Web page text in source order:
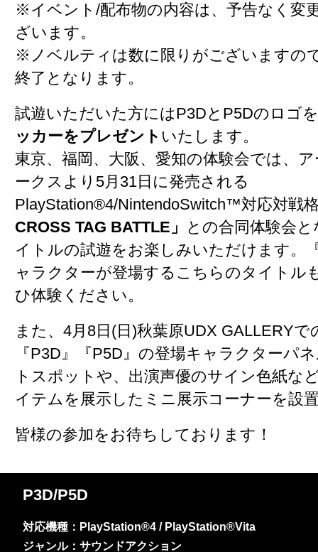
※イベント/配布物の内容は、予告なく変
ざいます。
※ノベルティは数に限りがございますの
終了となります。
試遊いただいた方にはP3DとP5Dのロゴ
ッカーをプレゼント いたします。
東京、福岡、大阪、愛知の体験会では、
ークスより5月31日に発売される
PlayStation®4/NintendoSwitch™対応対戦
CROSS TAG BATTLE」 との合同体験会
イトルの試遊をお楽しみいただけます。
ャラクターが登場するこちらのタイトル
ひ体験ください。
また、4月8日(日)秋葉原UDX GALLERYで
『P3D』『P5D』の登場キャラクターパ
トスポットや、出演声優のサイン色紙な
イテムを展示したミニ展示コーナーを設
皆様の参加をお待ちしております！
P3D/P5D
対応機種：PlayStation®4 / PlayStation®Vita
ジャンル：サウンドアクション